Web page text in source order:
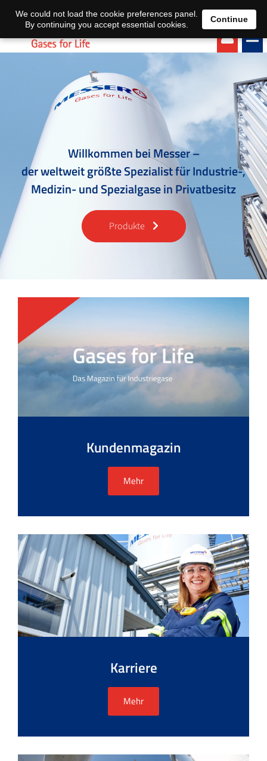
EN DE
Willkommen bei Messer –
der weltweit größte Spezialist für Industrie-,
Medizin- und Spezialgase in Privatbesitz
Produkte
Kundenmagazin
Mehr
Karriere
Mehr
We could not load the cookie preferences panel.
By continuing you accept essential cookies.
Continue